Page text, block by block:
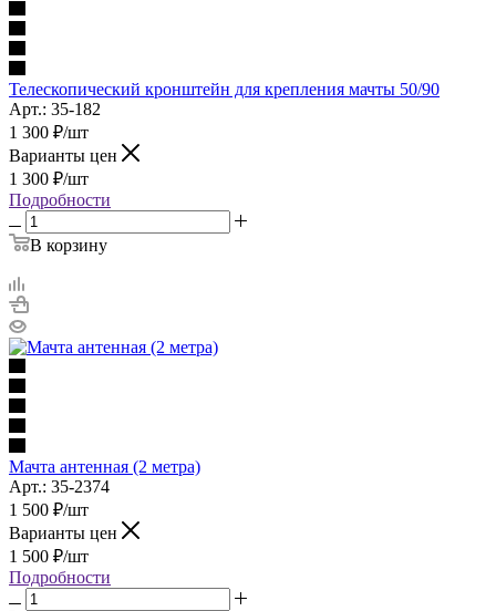
Телескопический кронштейн для крепления мачты 50/90
Арт.: 35-182
1 300 ₽/шт
Варианты цен
1 300 ₽/шт
Подробности
В корзину
Мачта антенная (2 метра)
Арт.: 35-2374
1 500 ₽/шт
Варианты цен
1 500 ₽/шт
Подробности